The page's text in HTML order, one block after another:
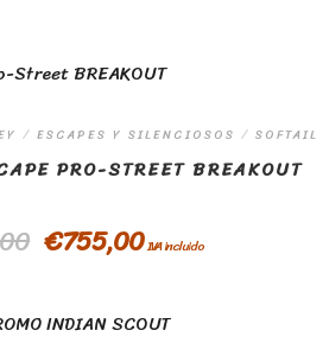
/ ESCAPES Y SILENCIOSOS / SOFTAIL
PRO-STREET BREAKOUT
€755,00IVA incluido